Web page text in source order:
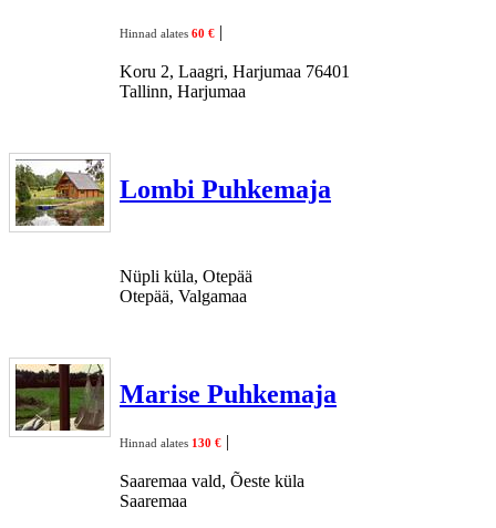
Hinnad alates 60 € |
Koru 2, Laagri, Harjumaa 76401
Tallinn, Harjumaa
Lombi Puhkemaja
Nüpli küla, Otepää
Otepää, Valgamaa
Marise Puhkemaja
Hinnad alates 130 € |
Saaremaa vald, Õeste küla
Saaremaa